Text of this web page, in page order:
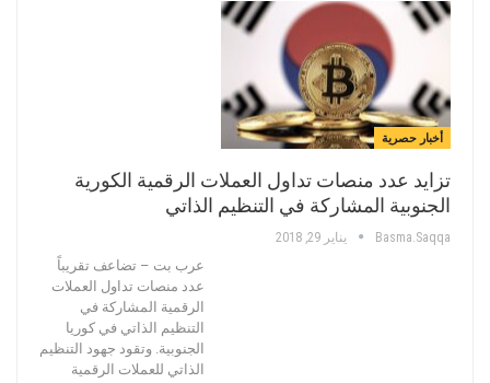
أخبار حصرية
تزايد عدد منصات تداول العملات الرقمية الكورية
الجنوبية المشاركة في التنظيم الذاتي
Basma.saqqa يناير 29, 2018
عرب بت – تضاعف تقريباً
عدد منصات تداول العملات
الرقمية المشاركة في
التنظيم الذاتي في كوريا
الجنوبية. وتقود جهود التنظيم
الذاتي للعملات الرقمية